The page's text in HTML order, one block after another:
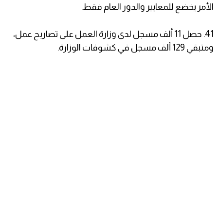
الأمر يخضع للمعايير والدور العام فقط.
41. حصل 11 ألف مسجل لدى وزارة العمل على تصاريح عمل،
ومتبقي 129 ألف مسجل في كشوفات الوزارة.